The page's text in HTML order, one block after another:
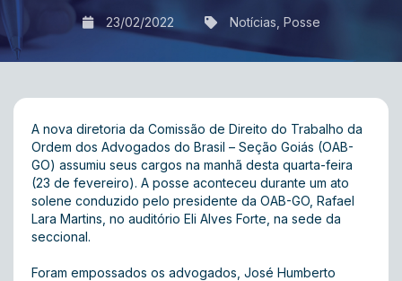
23/02/2022 Notícias Posse
A nova diretoria da Comissão de Direito do Trabalho da
Ordem dos Advogados do Brasil – Seção Goiás (OAB-
GO) assumiu seus cargos na manhã desta quarta-feira
(23 de fevereiro). A posse aconteceu durante um ato
solene conduzido pelo presidente da OAB-GO, Rafael
Lara Martins, no auditório Eli Alves Forte, na sede da
seccional.
Foram empossados os advogados, José Humberto